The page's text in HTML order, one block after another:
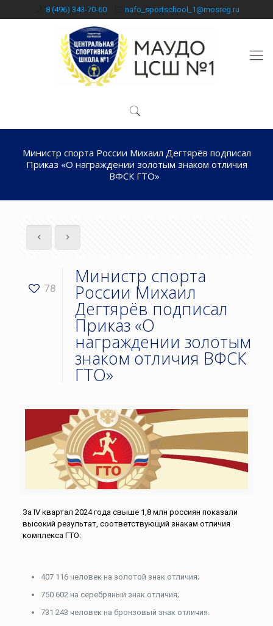
8 (496) 343-70-60 nafo_sportschool_1@mosreg.ru
Министр спорта России Михаил Дегтярёв подписал
Приказ «О награждении золотым знаком отличия
ВФСК ГТО»
78
Министр спорта
России Михаил
Дегтярёв подписал
Приказ «О
награждении золотым
знаком отличия ВФСК
ГТО»
За IV квартал 2024 года свыше 1,8 млн россиян показали
высокий результат, соответствующий знакам отличия
комплекса ГТО:
407 116 человек на золотой знак отличия;
750 602 на серебряный знак отличия;
731 243 человек на бронзовый знак отличия.